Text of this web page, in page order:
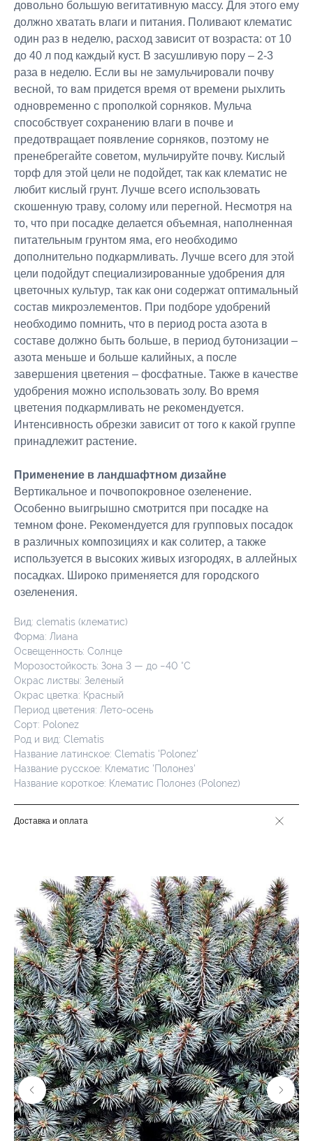
довольно большую вегитативную массу. Для этого ему
должно хватать влаги и питания. Поливают клематис
один раз в неделю, расход зависит от возраста: от 10
до 40 л под каждый куст. В засушливую пору – 2-3
раза в неделю. Если вы не замульчировали почву
весной, то вам придется время от времени рыхлить
одновременно с прополкой сорняков. Мульча
способствует сохранению влаги в почве и
предотвращает появление сорняков, поэтому не
пренебрегайте советом, мульчируйте почву. Кислый
торф для этой цели не подойдет, так как клематис не
любит кислый грунт. Лучше всего использовать
скошенную траву, солому или перегной. Несмотря на
то, что при посадке делается объемная, наполненная
питательным грунтом яма, его необходимо
дополнительно подкармливать. Лучше всего для этой
цели подойдут специализированные удобрения для
цветочных культур, так как они содержат оптимальный
состав микроэлементов. При подборе удобрений
необходимо помнить, что в период роста азота в
составе должно быть больше, в период бутонизации –
азота меньше и больше калийных, а после
завершения цветения – фосфатные. Также в качестве
удобрения можно использовать золу. Во время
цветения подкармливать не рекомендуется.
Интенсивность обрезки зависит от того к какой группе
принадлежит растение.
Применение в ландшафтном дизайне
Вертикальное и почвопокровное озеленение.
Особенно выигрышно смотрится при посадке на
темном фоне. Рекомендуется для групповых посадок
в различных композициях и как солитер, а также
используется в высоких живых изгородях, в аллейных
посадках. Широко применяется для городского
озеленения.
Вид: clematis​ (клематис​)
Форма: Лиана
Освещенность: Солнце
Морозостойкость: Зона 3 — до −40 °C
Окрас листвы: Зеленый
Окрас цветка: Красный
Период цветения: Лето-осень
Сорт: Polonez
Род и вид: Clematis
Название латинское: Clematis 'Polonez'
Название русское: Клематис 'Полонез'
Название короткое: Клематис Полонез (Polonez)
Доставка и оплата